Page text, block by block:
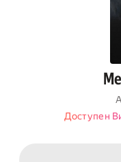
Доступен